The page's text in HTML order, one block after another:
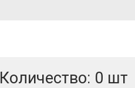
Количество: 0 шт